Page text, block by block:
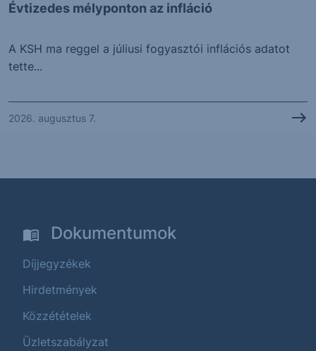
Évtizedes mélyponton az infláció
A KSH ma reggel a júliusi fogyasztói inflációs adatot
tette...
2026. augusztus 7.
Dokumentumok
Díjjegyzékek
Hirdetmények
Közzétételek
Üzletszabályzat